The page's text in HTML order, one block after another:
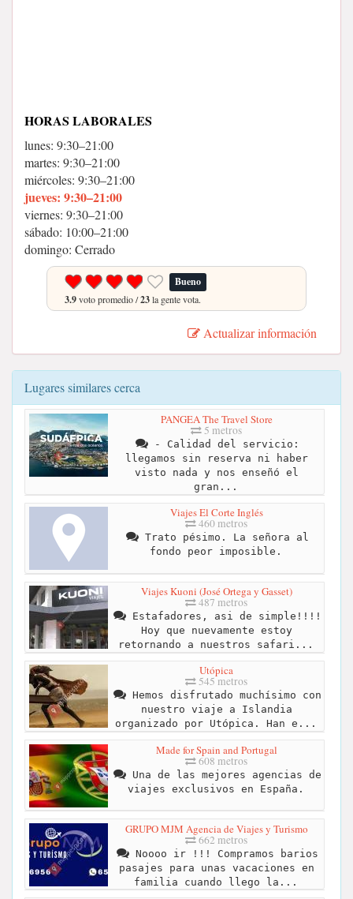
HORAS LABORALES
lunes: 9:30–21:00
martes: 9:30–21:00
miércoles: 9:30–21:00
jueves: 9:30–21:00
viernes: 9:30–21:00
sábado: 10:00–21:00
domingo: Cerrado
Bueno
3.9voto promedio /23la gente vota.
Actualizar información
Lugares similares cerca
PANGEA The Travel Store
5 metros
- Calidad del servicio:
llegamos sin reserva ni haber
visto nada y nos enseñó el
gran...
Viajes El Corte Inglés
460 metros
Trato pésimo. La señora al
fondo peor imposible.
Viajes Kuoni (José Ortega y Gasset)
487 metros
Estafadores, asi de simple!!!!
Hoy que nuevamente estoy
retornando a nuestros safari...
Utópica
545 metros
Hemos disfrutado muchísimo con
nuestro viaje a Islandia
organizado por Utópica. Han e...
Made for Spain and Portugal
608 metros
Una de las mejores agencias de
viajes exclusivos en España.
GRUPO MJM Agencia de Viajes y Turismo
662 metros
Noooo ir !!! Compramos barios
pasajes para unas vacaciones en
familia cuando llego la...